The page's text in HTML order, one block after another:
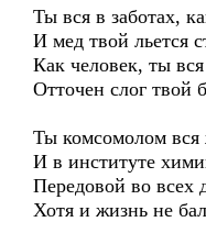
Ты вся в заботах,
И мед твой льется
Как человек, ты вся
Отточен слог твой
Ты комсомолом вся
И в институте
Передовой во всех
Хотя и жизнь не